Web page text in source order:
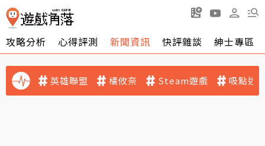
攻略分析 心得評測 新聞資訊 快評雜談 紳士專區
英雄聯盟 橘攸奈 Steam遊戲 吸點迷